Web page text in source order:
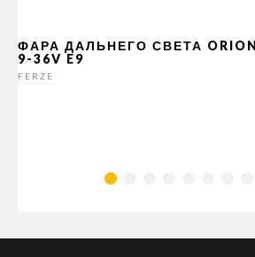
ФАРА ДАЛЬНЕГО СВЕТА
9-36V E9
FERZE